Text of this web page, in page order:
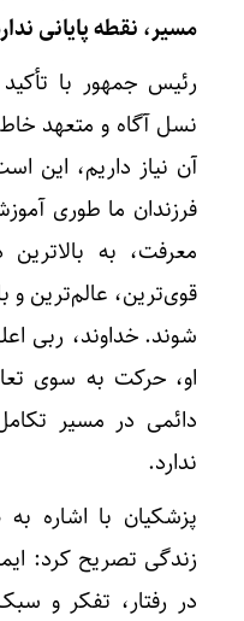
مسیر، نقطه پایانی
رئیس جمهور با
نسل آگاه و متعهد
آن نیاز داریم، این
فرزندان ما طوری
معرفت، به
قوی‌ترین، عالم‌ترین و
شوند. خداوند، ربی
او، حرکت به سوی
دائمی در مسیر
ندارد.
پزشکیان با اشاره
زندگی تصریح کرد:
در رفتار، تفکر و